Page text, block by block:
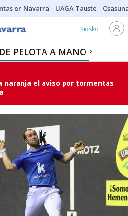
en Navarra UAGA Tauste
Kiosko
PELOTA A MANO
naranja el aviso por tormentas